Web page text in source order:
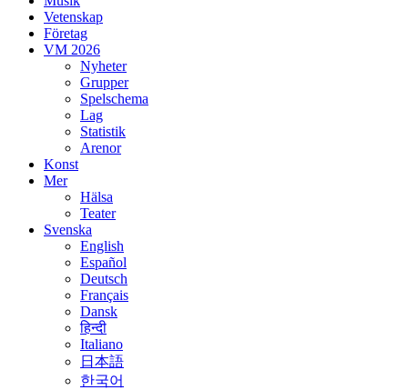
Vetenskap
Företag
VM 2026
Nyheter
Grupper
Spelschema
Lag
Statistik
Arenor
Konst
Mer
Hälsa
Teater
Svenska
English
Español
Deutsch
Français
Dansk
हिन्दी
Italiano
日本語
한국어